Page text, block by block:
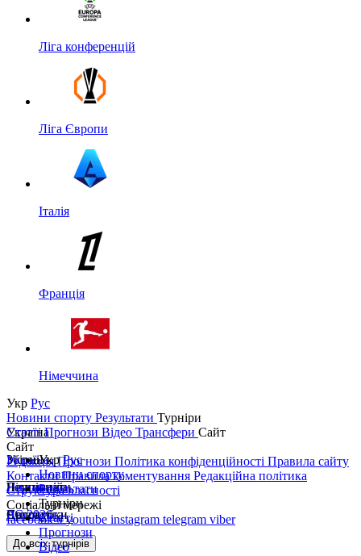
Ліга конференцій
Ліга Європи
Італія
Франція
Німеччина
Укр Рус
Новини спорту Результати Турніри
Україна
Україна
Перша ліга
Друга ліга
Кубок України
Збірні
Ліга націй
ЧС 2026
Чемпіонати
Англія
Іспанія
Єврокубки
Ліга чемпіонів
До всіх турнірів
СтаттіПрогнози Відео Трансфери Сайт
Сайт
РедакціяПрогнози Політика конфіденційності Правила сайту
КонтактиПравила коментування Редакційна політика
Структура власності
Соціальні мережі
facebookxyoutube instagram telegram viber
УкрРус
Новини спорту
Результати
Турніри
Статті
Прогнози
Відео